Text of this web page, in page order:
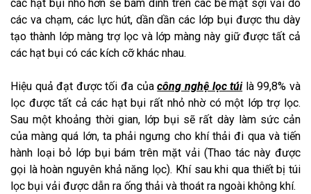
các hạt bụi nhỏ hơn sẽ bám dính trên các bề mặt sợi vải do
các va chạm, các lực hút, dần dần các lớp bụi được thu dày
tạo thành lớp màng trợ lọc và lớp màng này giữ được tất cả
các hạt bụi có các kích cỡ khác nhau.
Hiệu quả đạt được tối đa củacông nghệ lọc túilà 99,8% và
lọc được tất cả các hạt bụi rất nhỏ nhờ có một lớp trợ lọc.
Sau một khoảng thời gian, lớp bụi sẽ rất dày làm sức cản
của màng quá lớn, ta phải ngưng cho khí thải đi qua và tiến
hành loại bỏ lớp bụi bám trên mặt vải (Thao tác này được
gọi là hoàn nguyên khả năng lọc). Khí sau khi qua thiết bị túi
lọc bụi vải được dẫn ra ống thải và thoát ra ngoài không khí.